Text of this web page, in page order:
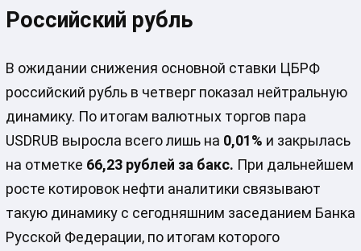
Российский рубль
В ожидании снижения основной ставки ЦБРФ
российский рубль в четверг показал нейтральную
динамику. По итогам валютных торгов пара
USDRUB выросла всего лишь на 0,01% и закрылась
на отметке 66,23 рублей за бакс. При дальнейшем
росте котировок нефти аналитики связывают
такую динамику с сегодняшним заседанием Банка
Русской Федерации, по итогам которого